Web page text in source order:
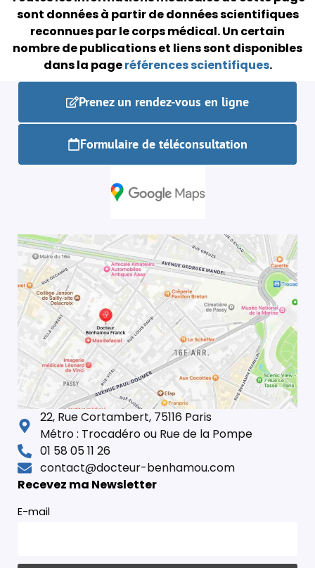
sont données à partir de données scientifiques
reconnues par le corps médical.Un certain
nombre de publications et liens sont disponibles
dans la pageréférences scientifiques.
Prenez un rendez-vous en ligne
Formulaire de téléconsultation
22, Rue Cortambert, 75116 Paris
Métro : Trocadéro ou Rue de la Pompe
01 58 05 11 26
contact@docteur-benhamou.com
Recevez ma Newsletter
E-mail